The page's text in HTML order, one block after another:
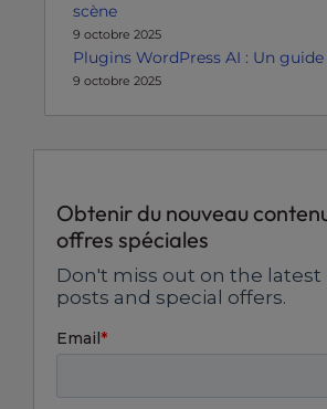
scène
9 octobre 2025
Plugins WordPress AI : Un
9 octobre 2025
Obtenir du nouveau
offres spéciales